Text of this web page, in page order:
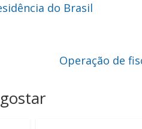
do Brasil
Operação de